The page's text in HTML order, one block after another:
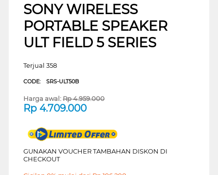
SONY WIRELESS
PORTABLE SPEAKER
ULT FIELD 5 SERIES
Terjual 358
CODE: SRS-ULT50B
Harga awal:Rp4.959.000
Rp 4.709.000
GUNAKAN VOUCHER TAMBAHAN DISKON DI
CHECKOUT